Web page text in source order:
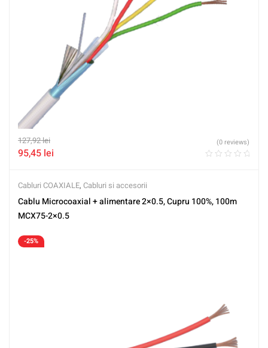
127,92lei
95,45 lei
(0 reviews)
Cabluri COAXIALE, Cabluri si accesorii
Cablu Microcoaxial + alimentare 2×0.5, Cupru 100%, 100m
MCX75-2×0.5
-25%